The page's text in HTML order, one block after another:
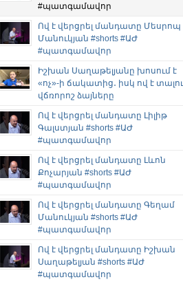
#պատգամավոր
Ով է վերցրել մանդատը Մեսրոպ
Մանուկյան #shorts #ԱԺ
#պատգամավոր
Իշխան Սաղաթելյանը խոսում է
«ոչ»-ի ճակատից․ իսկ ով է տալու
վճռորոշ ձայները
Ով է վերցրել մանդատը Լիլիթ
Գալստյան #shorts #ԱԺ
#պատգամավոր
Ով է վերցրել մանդատը Լևոն
Քոչարյան #shorts #ԱԺ
#պատգամավոր
Ով է վերցրել մանդատը Գեղամ
Մանուկյան #shorts #ԱԺ
#պատգամավոր
Ով է վերցրել մանդատը Իշխան
Սաղաթելյան #shorts #ԱԺ
#պատգամավոր